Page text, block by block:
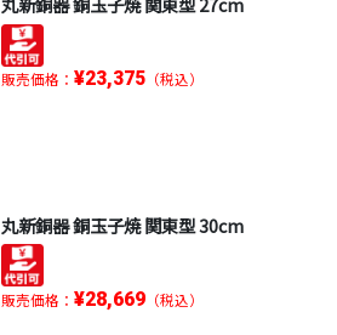
販売価格： ¥23,375（税込）
丸新銅器 銅玉子焼 関東型 30cm
販売価格： ¥28,669（税込）